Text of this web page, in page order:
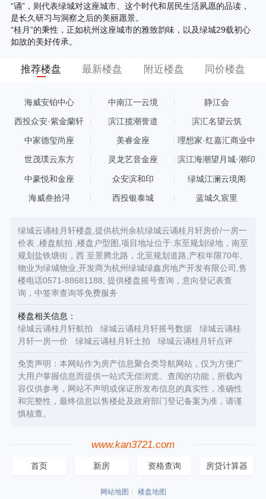
“诵”，则代表绿城对这座城市、这个时代和居民生活夙愿的品读，
是长久研习与洞察之后的美丽愿景。
“桂月”的秉性，正如杭州这座城市的雅致韵味，以及绿城29载初心
如故的美好传承。
推荐楼盘 最新楼盘 附近楼盘 同价楼盘
海威安铂中心 中南江一云境 静江会
西投众安·紫金蘭轩 滨江揽潮誉道 滨汇名望云筑
中家德玺尚座 美睿金座
理想家·红嘉汇商业中
世茂璞云东方 灵龙艺音金座 滨江海潮望月城·潮印
中豪悦和金座 众安滨和印 绿城江澜云境阁
海威叁拾浔 西投银泰城 蓝城久宸里
绿城云诵桂月轩楼盘,提供杭州余杭绿城云诵桂月轩房价/一房一
价表 ,楼盘航拍 ,楼盘户型图,项目地址位于:东至规划绿地，南至
规划盐铁塘街，西 至景腾北路，北至规划道路,产权年限70年,
物业为绿城物业,开发商为杭州绿城绿鑫房地产开发有限公司,售
楼电话0571-88681188, 提供楼盘摇号查询，意向登记表查
询，中签率查询等免费服务
楼盘相关信息：
绿城云诵桂月轩航拍
绿城云诵桂月轩摇号数据
绿城云诵桂
月轩一房一价
绿城云诵桂月轩土拍 绿城云诵桂月轩点评
免责声明：本网站作为房产信息聚合类导航网站，仅为方便广
大用户掌握信息而提供一站式无偿浏览、查阅的功能，所载内
容仅供参考，网站不声明或保证所发布信息的真实性，准确性
和完整性，最终信息以售楼处及政府部门登记备案为准，请谨
慎核查。
www.kan3721.com
首页 新房 资格查询 房贷计算器
网站地图 楼盘地图